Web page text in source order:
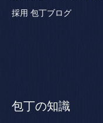
採用 包丁ブログ
包丁の知識